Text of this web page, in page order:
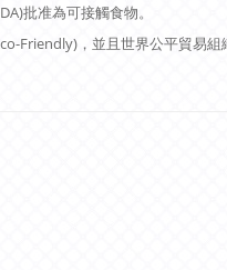
批准為可接觸食物。
Friendly)，並且世界公平貿易